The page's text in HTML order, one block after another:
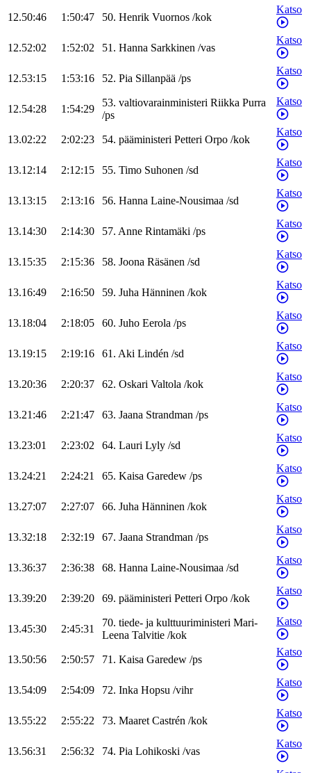
12.50:46 1:50:47 50. Henrik Vuornos /kok
Katso
12.52:02 1:52:02 51. Hanna Sarkkinen /vas
Katso
12.53:15 1:53:16 52. Pia Sillanpää /ps
Katso
12.54:28 1:54:29
53. valtiovarainministeri Riikka Purra
/ps
Katso
13.02:22 2:02:23 54. pääministeri Petteri Orpo /kok
Katso
13.12:14 2:12:15 55. Timo Suhonen /sd
Katso
13.13:15 2:13:16 56. Hanna Laine-Nousimaa /sd
Katso
13.14:30 2:14:30 57. Anne Rintamäki /ps
Katso
13.15:35 2:15:36 58. Joona Räsänen /sd
Katso
13.16:49 2:16:50 59. Juha Hänninen /kok
Katso
13.18:04 2:18:05 60. Juho Eerola /ps
Katso
13.19:15 2:19:16 61. Aki Lindén /sd
Katso
13.20:36 2:20:37 62. Oskari Valtola /kok
Katso
13.21:46 2:21:47 63. Jaana Strandman /ps
Katso
13.23:01 2:23:02 64. Lauri Lyly /sd
Katso
13.24:21 2:24:21 65. Kaisa Garedew /ps
Katso
13.27:07 2:27:07 66. Juha Hänninen /kok
Katso
13.32:18 2:32:19 67. Jaana Strandman /ps
Katso
13.36:37 2:36:38 68. Hanna Laine-Nousimaa /sd
Katso
13.39:20 2:39:20 69. pääministeri Petteri Orpo /kok
Katso
13.45:30 2:45:31
70. tiede- ja kulttuuriministeri Mari-
Leena Talvitie /kok
Katso
13.50:56 2:50:57 71. Kaisa Garedew /ps
Katso
13.54:09 2:54:09 72. Inka Hopsu /vihr
Katso
13.55:22 2:55:22 73. Maaret Castrén /kok
Katso
13.56:31 2:56:32 74. Pia Lohikoski /vas
Katso